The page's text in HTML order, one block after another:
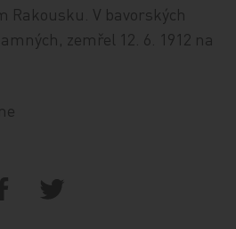
Rakousku. V bavorských
zemřel 12. 6. 1912 na